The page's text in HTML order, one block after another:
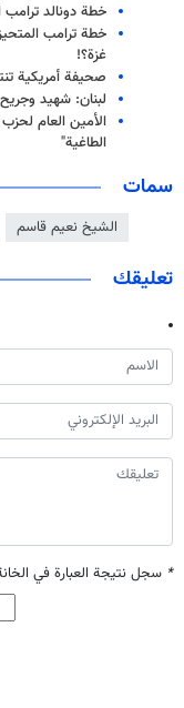
خطة دونالد ترامب
خطة ترامب
غزة؟!
صحيفة أمريكية
لبنان: شهيد
الأمين العام
الطاغية"
سمات
الشيخ نعيم قاسم
تعليقك
* سجل نتيجة العبارة في